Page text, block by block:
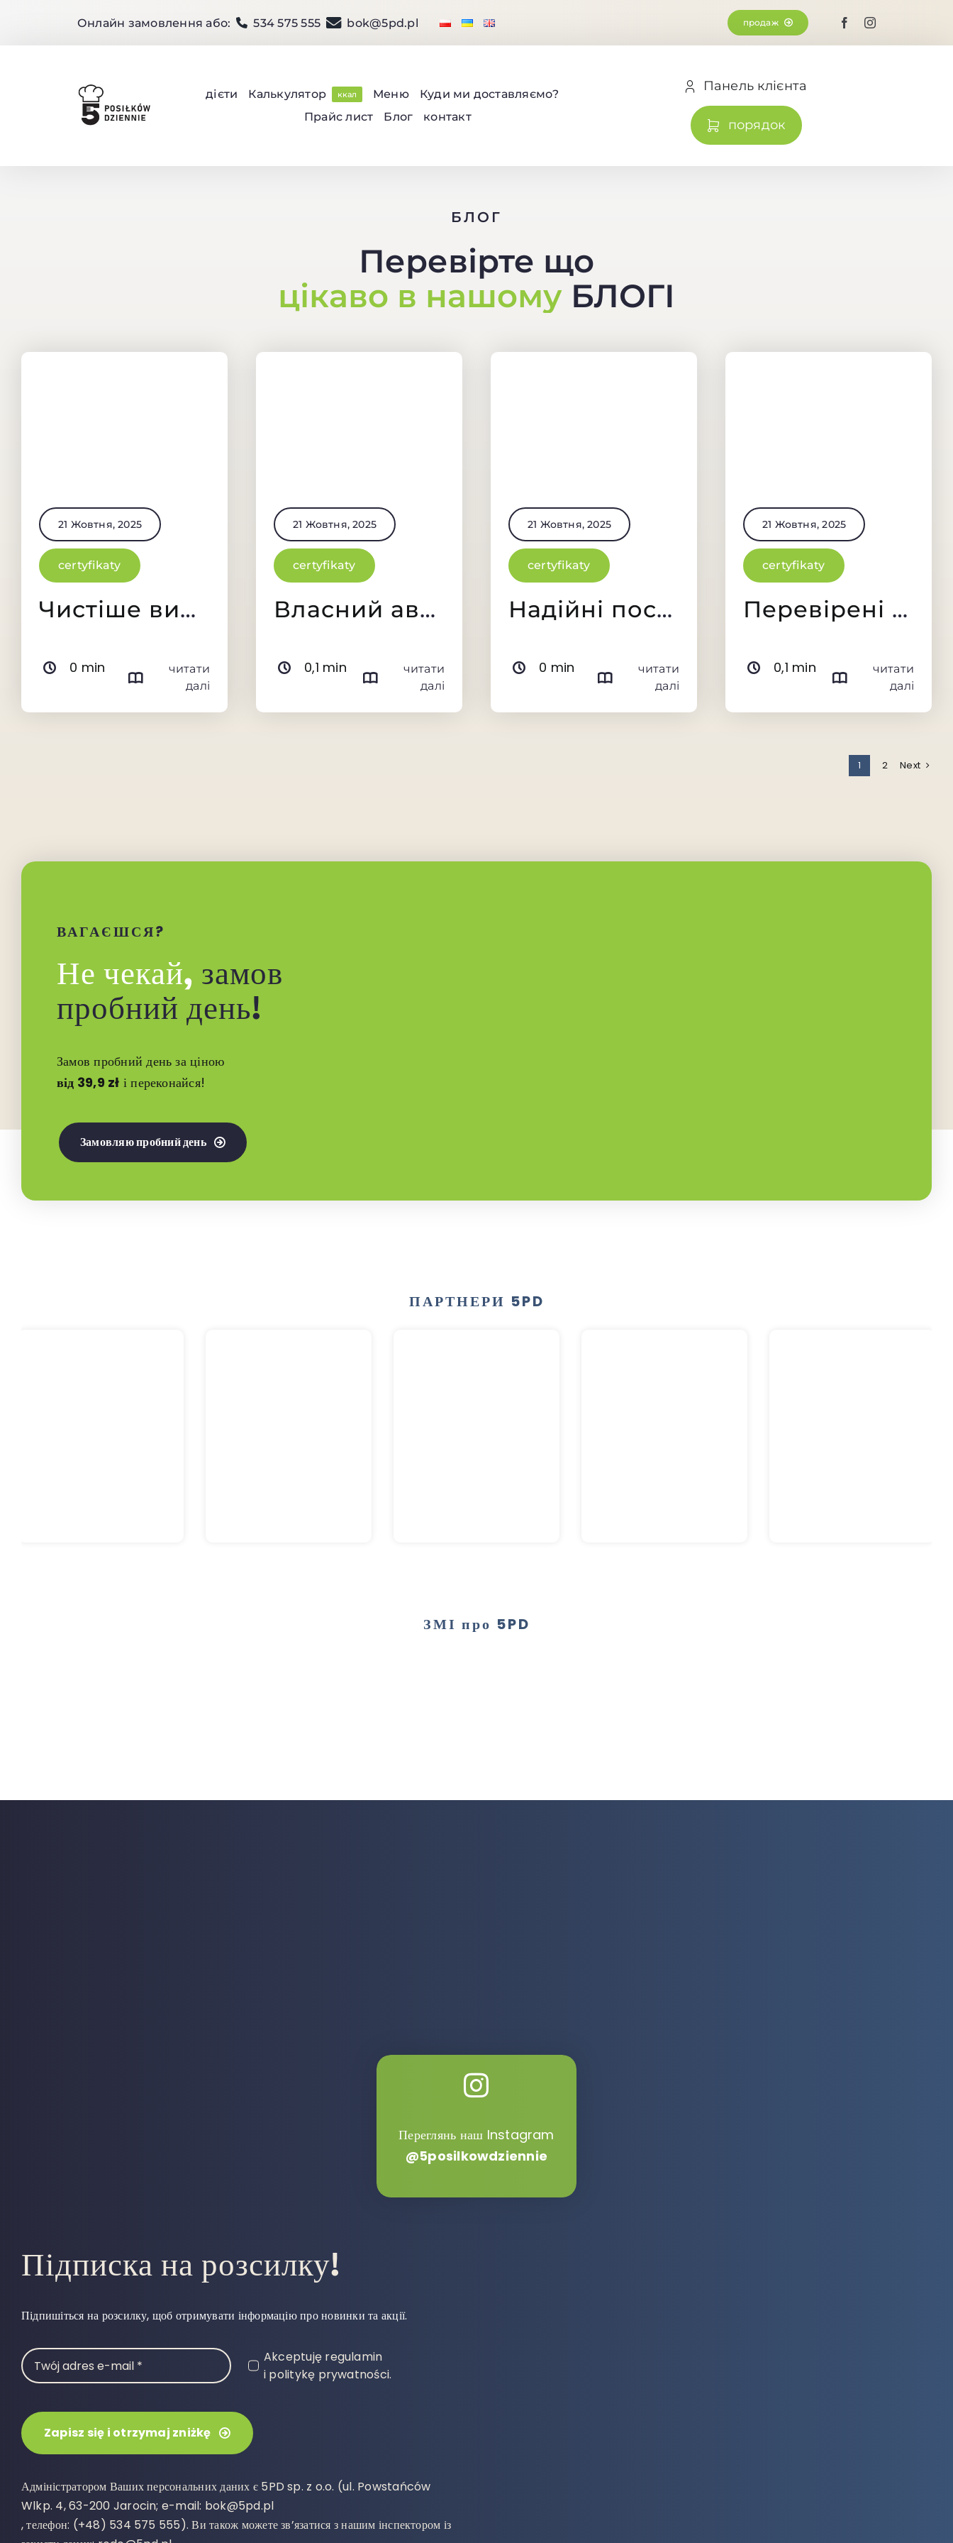
content
Онлайн замовлення або: 534 575 555 bok@5pd.pl продаж
дієти Калькулятор ккал Меню
Куди ми доставляємо?
Прайс лист
Блог контакт
Панель клієнта
порядок
БЛОГ
Перевірте що
цікаво в нашому БЛОГІ
21 Жовтня, 2025
certyfikaty
Чистіше виробництво
0 min
читати
далі
21 Жовтня, 2025
certyfikaty
Власний автопарк
0,1 min
читати
далі
21 Жовтня, 2025
certyfikaty
Надійні постачальники
0 min
читати
далі
21 Жовтня, 2025
certyfikaty
Перевірені рецепти — хто і як створює твоє меню
0,1 min
читати
далі
1 2 Next
ВАГАЄШСЯ?
Не чекай, замов
пробний день!
Замов пробний день за ціною
від 39,9 zł і переконайся!
Замовляю пробний день
ПАРТНЕРИ 5PD
ЗМІ про 5PD
Переглянь наш Instagram
@5posilkowdziennie
Підписка на розсилку!
Підпишіться на розсилку, щоб отримувати інформацію про новинки та акції.
Akceptuję regulamin
i politykę prywatności.
Zapisz się i otrzymaj zniżkę
Адміністратором Ваших персональних даних є 5PD sp. z o.o. (ul. Powstańców
Wlkp. 4, 63-200 Jarocin; e-mail: bok@5pd.pl
, телефон: (+48) 534 575 555). Ви також можете зв’язатися з нашим інспектором із